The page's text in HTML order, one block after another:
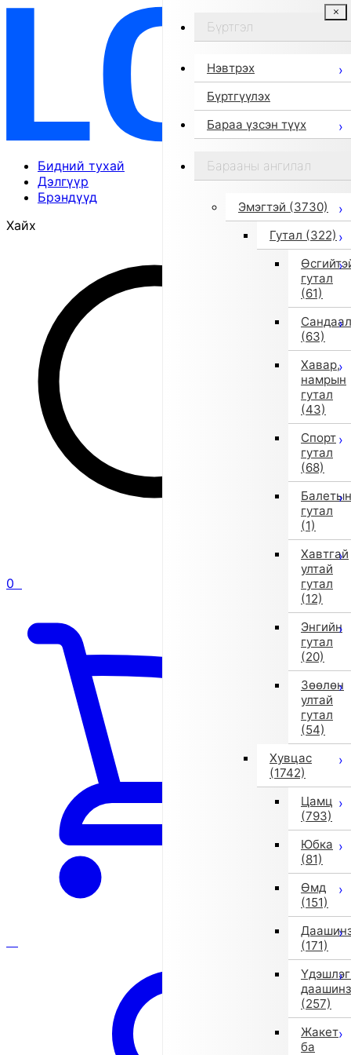
Бидний тухай
Дэлгүүр
Брэндүүд
Хайх
0
Бүртгэл
Нэвтрэх
Бүртгүүлэх
Бараа үзсэн түүх
Барааны ангилал
Эмэгтэй (3730)
Гутал (322)
гутал
(61)
Сандаал
(63)
Хавар,
намрын
гутал
(43)
Спорт
гутал
(68)
Балетын
гутал
(1)
Хавтгай
ултай
гутал
(12)
Энгийн
гутал
(20)
Зөөлөн
ултай
гутал
(54)
Хувцас
(1742)
Цамц
(793)
Юбка
(81)
Өмд
(151)
(171)
даашинз
(257)
Жакет
ба